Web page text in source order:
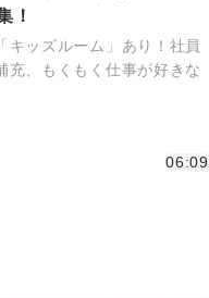
！
キッズルーム」あり！社員
充、もくもく仕事が好きな
06:09